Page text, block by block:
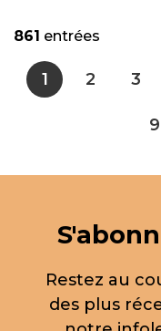
861 entrées
1 2 3
9
Restez au
des plus